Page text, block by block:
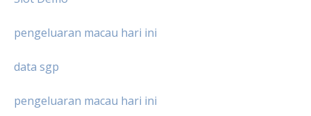
pengeluaran macau hari ini
data sgp
pengeluaran macau hari ini